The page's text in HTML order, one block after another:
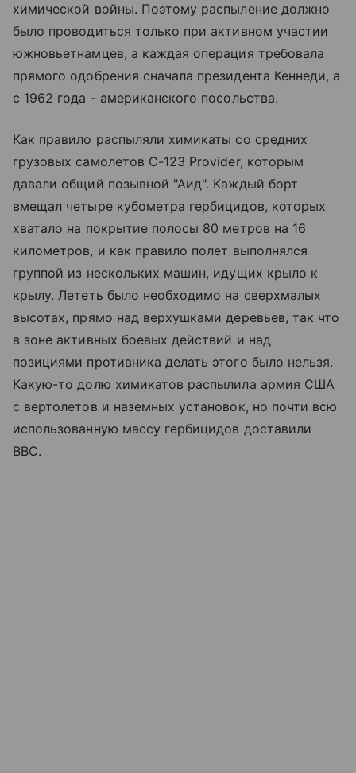
химической войны. Поэтому распыление должно
было проводиться только при активном участии
южновьетнамцев, а каждая операция требовала
прямого одобрения сначала президента Кеннеди, а
с 1962 года - американского посольства.
Как правило распыляли химикаты со средних
грузовых самолетов C-123 Provider, которым
давали общий позывной "Аид". Каждый борт
вмещал четыре кубометра гербицидов, которых
хватало на покрытие полосы 80 метров на 16
километров, и как правило полет выполнялся
группой из нескольких машин, идущих крыло к
крылу. Лететь было необходимо на сверхмалых
высотах, прямо над верхушками деревьев, так что
в зоне активных боевых действий и над
позициями противника делать этого было нельзя.
Какую-то долю химикатов распылила армия США
с вертолетов и наземных установок, но почти всю
использованную массу гербицидов доставили
ВВС.